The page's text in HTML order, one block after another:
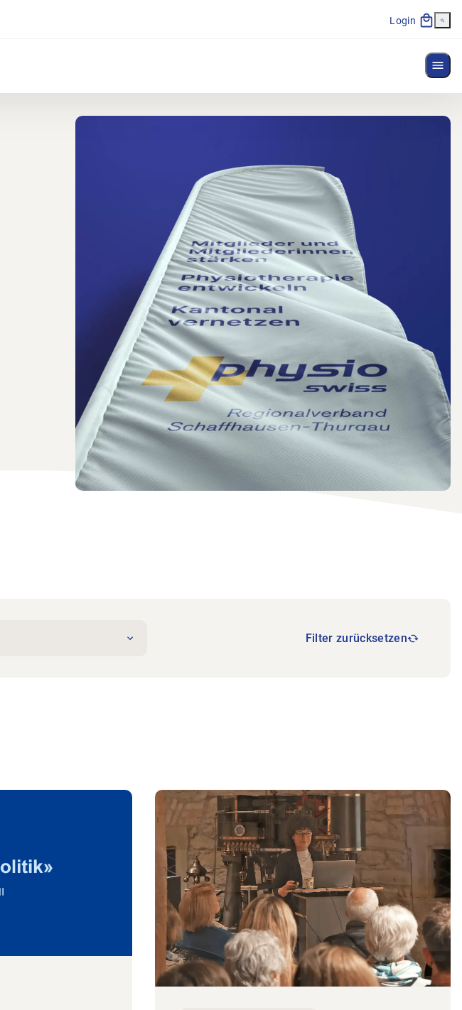
Login
Filter zurücksetzen
Kantonsrätin Mitte/EVP | Part IIIZum Beitrag Rückblick Generalversammlung